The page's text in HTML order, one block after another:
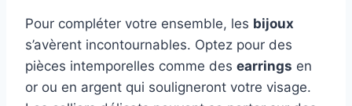
Pour compléter votre ensemble, les bijoux
s’avèrent incontournables. Optez pour des
pièces intemporelles comme des earrings en
or ou en argent qui souligneront votre visage.